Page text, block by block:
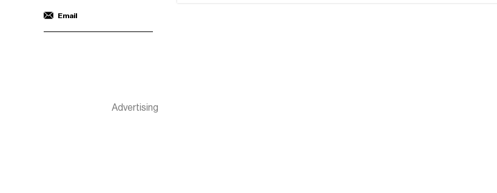
Email